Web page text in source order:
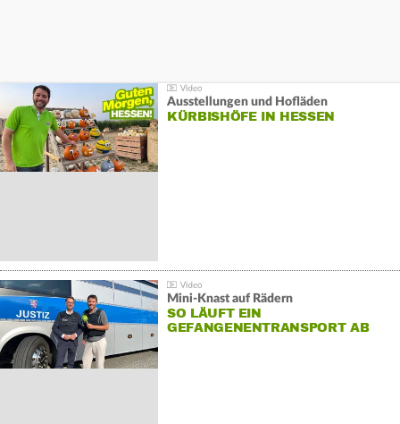
Ausstellungen und Hofläden
KÜRBISHÖFE IN HESSEN
Mini-Knast auf Rädern
SO LÄUFT EIN
GEFANGENENTRANSPORT AB